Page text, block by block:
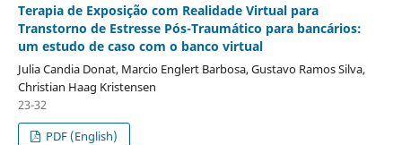
Terapia de Exposição com Realidade Virtual para
Transtorno de Estresse Pós-Traumático para bancários:
um estudo de caso com o banco virtual
Julia Candia Donat, Marcio Englert Barbosa, Gustavo Ramos Silva,
Christian Haag Kristensen
23-32
PDF (English)